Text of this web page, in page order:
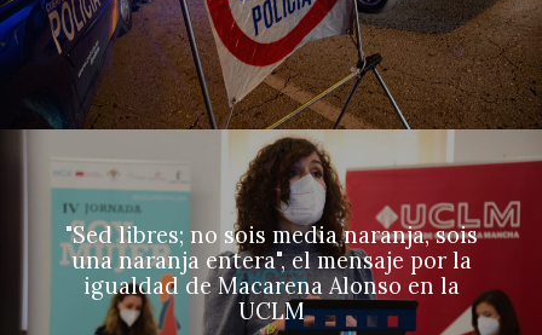
"Sed libres; no sois media naranja, sois
una naranja entera", el mensaje por la
igualdad de Macarena Alonso en la
UCLM